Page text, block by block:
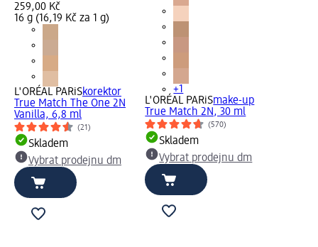
259,00 Kč
16 g (16,19 Kč za 1 g)
L'ORÉAL PARiSkorektor
True Match The One 2N
Vanilla, 6,8 ml
(21)
Skladem
Vybrat prodejnu dm
+1
L'ORÉAL PARiSmake-up
True Match 2N, 30 ml
(570)
Skladem
Vybrat prodejnu dm